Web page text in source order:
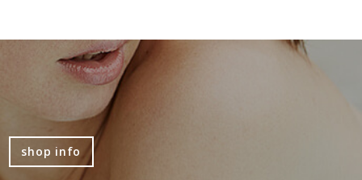
shop info